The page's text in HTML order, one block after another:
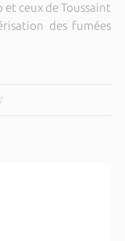
et ceux de Toussaint
des fumées